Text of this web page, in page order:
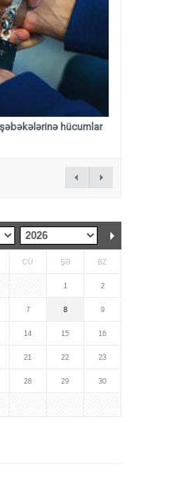
hücumlar
CÜ ŞƏ BZ
1 2
7 8 9
14 15 16
21 22 23
28 29 30